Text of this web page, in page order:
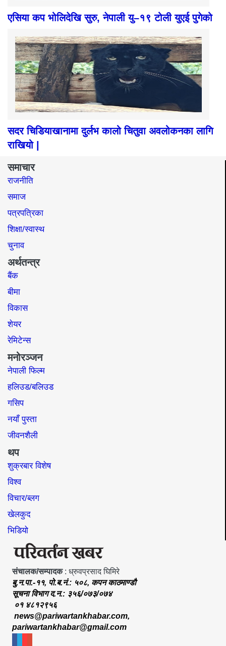
एसिया कप भोलिदेखि सुरु, नेपाली यु–१९ टोली युएई पुगेको
सदर चिडियाखानामा दुर्लभ कालो चितुवा अवलोकनका लागि
राखियो |
समाचार
राजनीति
समाज​
पत्रपत्रिका
शिक्षा/स्वास्थ
चुनाव
अर्थतन्त्र
बैंक
बीमा
विकास
शेयर
रेमिटेन्स
मनोरञ्जन
नेपाली फिल्म
हलिउड/बलिउड
गसिप
नयाँ पुस्ता
जीवनशैली
थप
शुक्रबार विशेष
विश्व
विचार/ब्लग
खेलकुद
भिडियो
संचालक/सम्पादक: ध्रुवप्रसाद घिमिरे
बु.न.पा.-११, पो.ब.नं.: ५०८, कपन काठमाण्डौ
सूचना विभाग द.न.: ३५६/०७३/०७४
०१ ४८१२९५६
news@pariwartankhabar.com,
pariwartankhabar@gmail.com